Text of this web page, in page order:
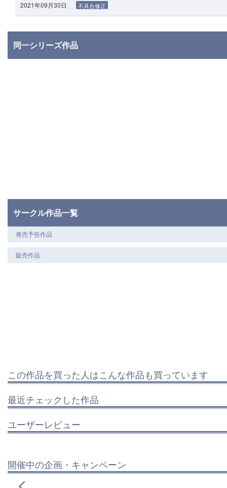
2021年09月30日 不具合修正
同一シリーズ作品
サークル作品一覧
発売予告作品
販売作品
この作品を買った人はこんな作品も買っています
最近チェックした作品
ユーザーレビュー
開催中の企画・キャンペーン